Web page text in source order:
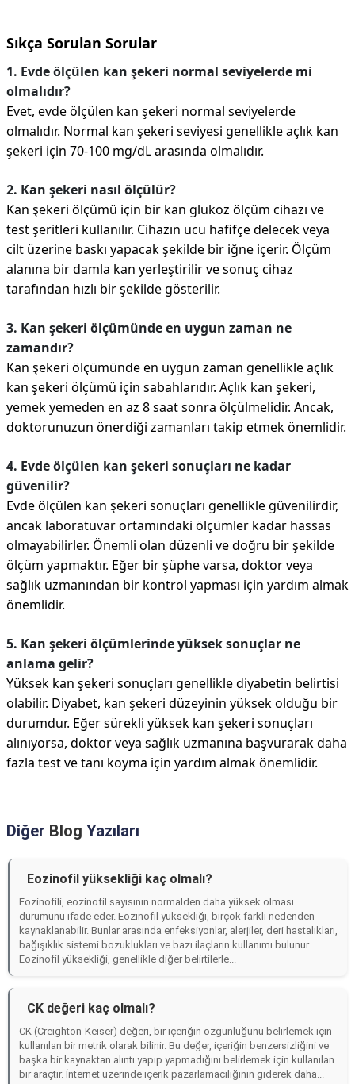
Sıkça Sorulan Sorular
1. Evde ölçülen kan şekeri normal seviyelerde mi
olmalıdır?
Evet, evde ölçülen kan şekeri normal seviyelerde
olmalıdır. Normal kan şekeri seviyesi genellikle açlık kan
şekeri için 70-100 mg/dL arasında olmalıdır.
2. Kan şekeri nasıl ölçülür?
Kan şekeri ölçümü için bir kan glukoz ölçüm cihazı ve
test şeritleri kullanılır. Cihazın ucu hafifçe delecek veya
cilt üzerine baskı yapacak şekilde bir iğne içerir. Ölçüm
alanına bir damla kan yerleştirilir ve sonuç cihaz
tarafından hızlı bir şekilde gösterilir.
3. Kan şekeri ölçümünde en uygun zaman ne
zamandır?
Kan şekeri ölçümünde en uygun zaman genellikle açlık
kan şekeri ölçümü için sabahlarıdır. Açlık kan şekeri,
yemek yemeden en az 8 saat sonra ölçülmelidir. Ancak,
doktorunuzun önerdiği zamanları takip etmek önemlidir.
4. Evde ölçülen kan şekeri sonuçları ne kadar
güvenilir?
Evde ölçülen kan şekeri sonuçları genellikle güvenilirdir,
ancak laboratuvar ortamındaki ölçümler kadar hassas
olmayabilirler. Önemli olan düzenli ve doğru bir şekilde
ölçüm yapmaktır. Eğer bir şüphe varsa, doktor veya
sağlık uzmanından bir kontrol yapması için yardım almak
önemlidir.
5. Kan şekeri ölçümlerinde yüksek sonuçlar ne
anlama gelir?
Yüksek kan şekeri sonuçları genellikle diyabetin belirtisi
olabilir. Diyabet, kan şekeri düzeyinin yüksek olduğu bir
durumdur. Eğer sürekli yüksek kan şekeri sonuçları
alınıyorsa, doktor veya sağlık uzmanına başvurarak daha
fazla test ve tanı koyma için yardım almak önemlidir.
Diğer Blog Yazıları
Eozinofil yüksekliği kaç olmalı?
Eozinofili, eozinofil sayısının normalden daha yüksek olması
durumunu ifade eder. Eozinofil yüksekliği, birçok farklı nedenden
kaynaklanabilir. Bunlar arasında enfeksiyonlar, alerjiler, deri hastalıkları,
bağışıklık sistemi bozuklukları ve bazı ilaçların kullanımı bulunur.
Eozinofil yüksekliği, genellikle diğer belirtilerle...
CK değeri kaç olmalı?
CK (Creighton-Keiser) değeri, bir içeriğin özgünlüğünü belirlemek için
kullanılan bir metrik olarak bilinir. Bu değer, içeriğin benzersizliğini ve
başka bir kaynaktan alıntı yapıp yapmadığını belirlemek için kullanılan
bir araçtır. İnternet üzerinde içerik pazarlamacılığının giderek daha...